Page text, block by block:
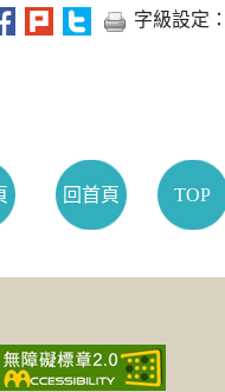
字級設定：
回首頁 TOP